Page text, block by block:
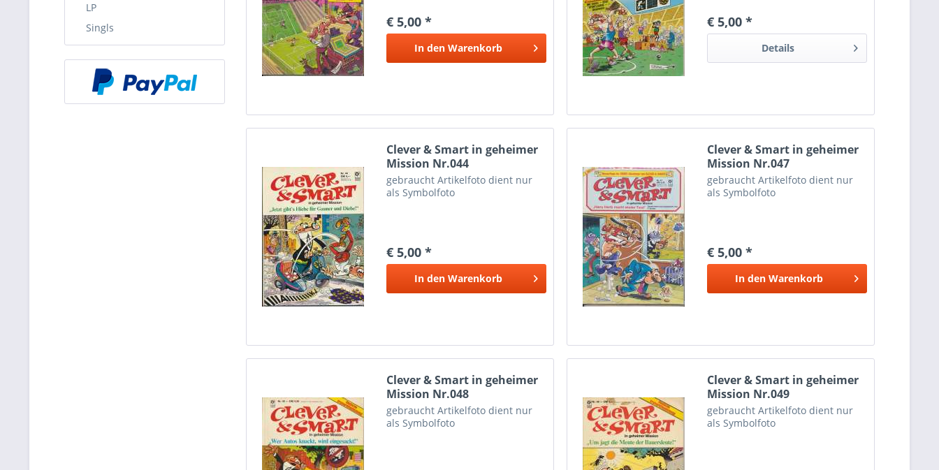
LP
Singls
€ 5,00 *
In den Warenkorb
€ 5,00 *
Details
Clever & Smart in geheimer
Mission Nr.044
gebraucht Artikelfoto dient nur
als Symbolfoto
€ 5,00 *
In den Warenkorb
Clever & Smart in geheimer
Mission Nr.047
gebraucht Artikelfoto dient nur
als Symbolfoto
€ 5,00 *
In den Warenkorb
Clever & Smart in geheimer
Mission Nr.048
gebraucht Artikelfoto dient nur
als Symbolfoto
Clever & Smart in geheimer
Mission Nr.049
gebraucht Artikelfoto dient nur
als Symbolfoto